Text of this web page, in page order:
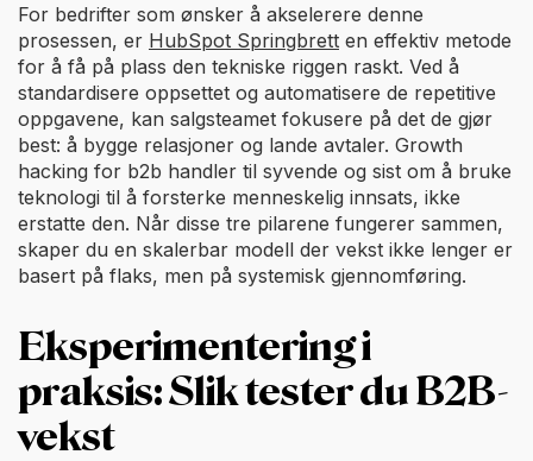
For bedrifter som ønsker å akselerere denne
prosessen, er HubSpot Springbrett en effektiv metode
for å få på plass den tekniske riggen raskt. Ved å
standardisere oppsettet og automatisere de repetitive
oppgavene, kan salgsteamet fokusere på det de gjør
best: å bygge relasjoner og lande avtaler. Growth
hacking for b2b handler til syvende og sist om å bruke
teknologi til å forsterke menneskelig innsats, ikke
erstatte den. Når disse tre pilarene fungerer sammen,
skaper du en skalerbar modell der vekst ikke lenger er
basert på flaks, men på systemisk gjennomføring.
Eksperimentering i
praksis: Slik tester du B2B-
vekst